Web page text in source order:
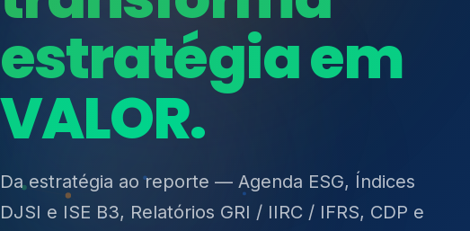
negócio.
Consultoria, auditoria e treinamentos em ISO 27001,
14001, ISO 45001, ONA e PNQ — Gestão de resíduos
sólidos (PGRS/PMGRS).
Índices de Mercado
Reputação e Cadeia